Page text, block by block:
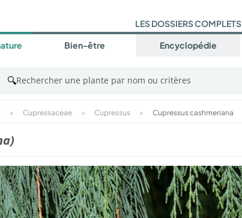
LES DOSSIERS COMPLETS
Bien-être Encyclopédie
🔍Rechercher une plante par nom ou critères
> Cupressaceae > Cupressus > Cupressus cashmeriana